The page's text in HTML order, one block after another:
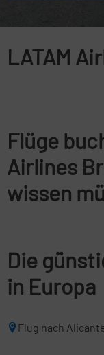
LATAM
Flüge
Airlines
wissen
Die
in Europa
Flug nach